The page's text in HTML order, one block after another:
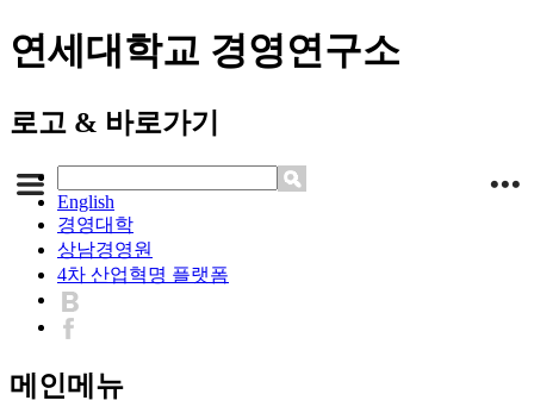
연세대학교 경영연구소
로고 & 바로가기
English
경영대학
상남경영원
4차 산업혁명 플랫폼
메인메뉴